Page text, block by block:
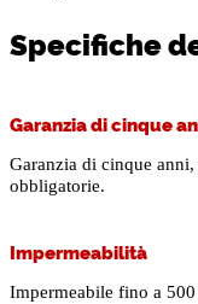
Specifiche
Garanzia di cinque
Garanzia di cinque
obbligatorie.
Impermeabilità
Impermeabile fino a 500